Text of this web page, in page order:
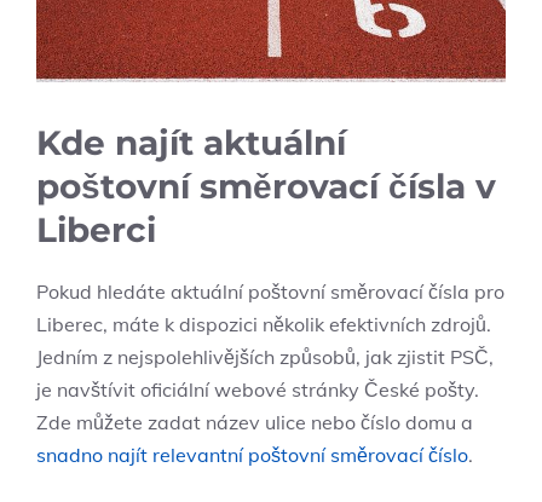
Kde najít aktuální
poštovní směrovací čísla v
Liberci
Pokud hledáte aktuální poštovní směrovací čísla pro
Liberec, máte k dispozici několik efektivních zdrojů.
Jedním z nejspolehlivějších způsobů, jak zjistit PSČ,
je navštívit oficiální webové stránky České pošty.
Zde můžete zadat název ulice nebo číslo domu a
snadno najít relevantní poštovní směrovací číslo.